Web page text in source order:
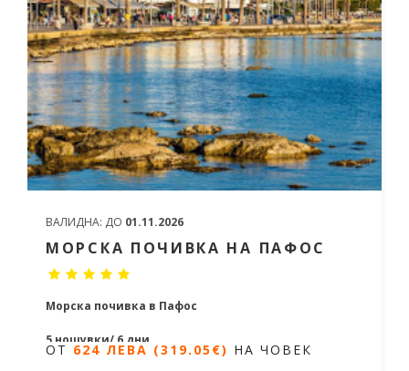
ВАЛИДНА: ДО 01.11.2026
МОРСКА ПОЧИВКА НА ПАФОС
Морска почивка в Пафос
5 нощувки/ 6 дни
ОТ 624 ЛЕВА (319.05€) НА ЧОВЕК